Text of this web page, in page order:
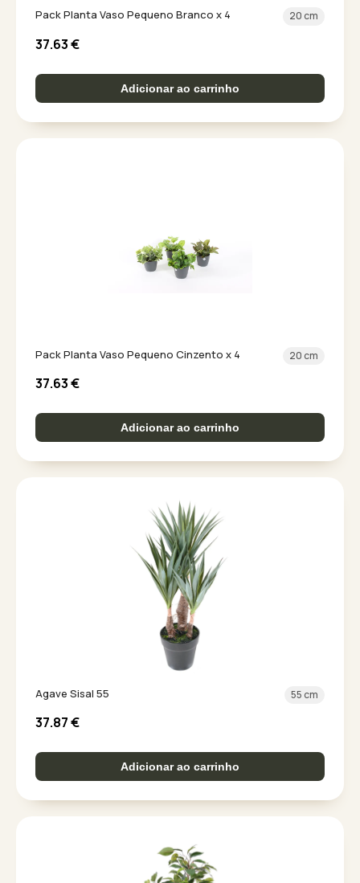
Pack Planta Vaso Pequeno Branco x 4 20 cm
37.63€
Adicionar ao carrinho
Pack Planta Vaso Pequeno Cinzento x 4 20 cm
37.63€
Adicionar ao carrinho
Agave Sisal 55 55 cm
37.87€
Adicionar ao carrinho